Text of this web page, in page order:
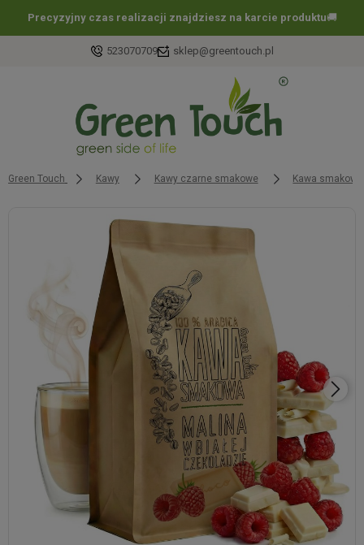
Precyzyjny czas realizacji znajdziesz na karcie produktu🚚
523070709 sklep@greentouch.pl
Green Touch Kawy Kawy czarne smakowe Kawa